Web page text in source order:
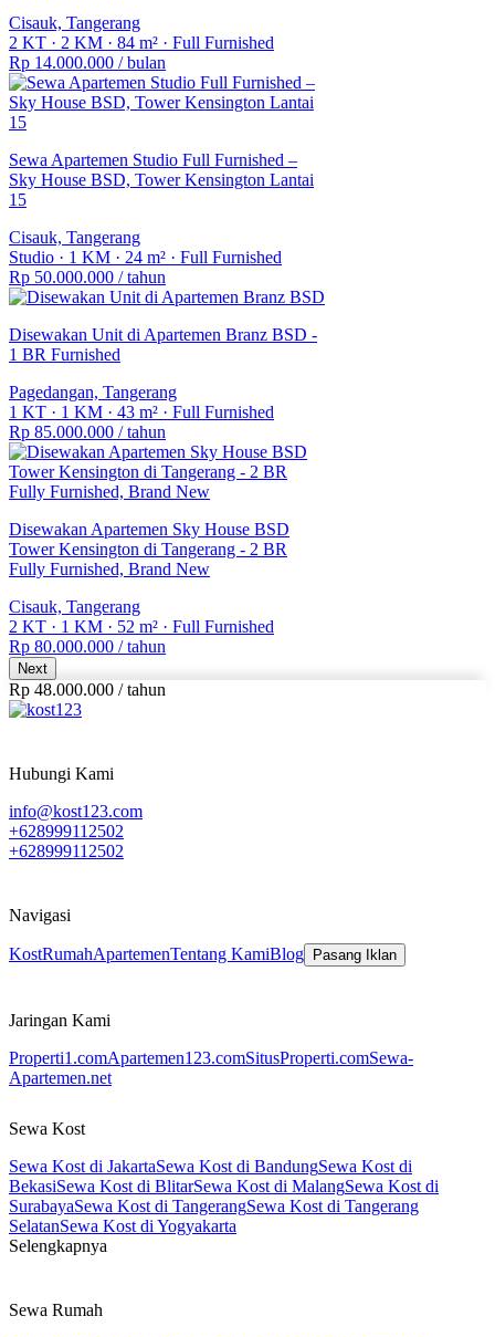
Cisauk, Tangerang
2 KT · 2 KM · 84 m² · Full Furnished
Rp 14.000.000 / bulan
Sewa Apartemen Studio Full Furnished –
Sky House BSD, Tower Kensington Lantai
15
Cisauk, Tangerang
Studio · 1 KM · 24 m² · Full Furnished
Rp 50.000.000 / tahun
Disewakan Unit di Apartemen Branz BSD -
1 BR Furnished
Pagedangan, Tangerang
1 KT · 1 KM · 43 m² · Full Furnished
Rp 85.000.000 / tahun
Disewakan Apartemen Sky House BSD
Tower Kensington di Tangerang - 2 BR
Fully Furnished, Brand New
Cisauk, Tangerang
2 KT · 1 KM · 52 m² · Full Furnished
Rp 80.000.000 / tahun
Next
Rp 48.000.000 /tahun
Hubungi Kami
info@kost123.com
+628999112502
+628999112502
Navigasi
KostRumahApartemenTentang KamiBlog Pasang Iklan
Jaringan Kami
Properti1.comApartemen123.comSitusProperti.comSewa-
Apartemen.net
Sewa Kost
Sewa Kost di JakartaSewa Kost di BandungSewa Kost di
BekasiSewa Kost di BlitarSewa Kost di MalangSewa Kost di
SurabayaSewa Kost di TangerangSewa Kost di Tangerang
SelatanSewa Kost di Yogyakarta
Selengkapnya
Sewa Rumah